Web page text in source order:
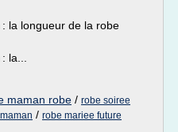
la longueur de la robe
la...
maman robe / robe soiree
/ robe mariee future